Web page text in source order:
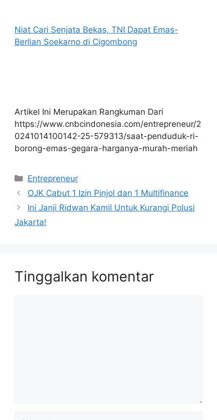
Niat Cari Senjata Bekas, TNI Dapat Emas-
Berlian Soekarno di Cigombong
Artikel Ini Merupakan Rangkuman Dari
https://www.cnbcindonesia.com/entrepreneur/2
0241014100142-25-579313/saat-penduduk-ri-
borong-emas-gegara-harganya-murah-meriah
Kategori
Entrepreneur
OJK Cabut 1 Izin Pinjol dan 1 Multifinance
Ini Janji Ridwan Kamil Untuk Kurangi Polusi
Jakarta!
Tinggalkan komentar